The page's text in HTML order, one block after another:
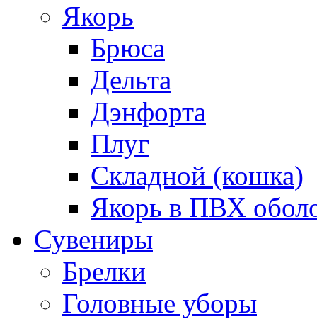
Якорь
Брюса
Дельта
Дэнфорта
Плуг
Складной (кошка)
Якорь в ПВХ
Сувениры
Брелки
Головные уборы